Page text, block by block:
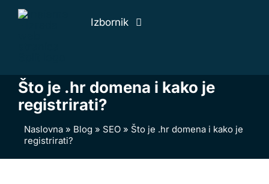
Skip
Izbornik
Web usluge
Naši radovi
Što je .hr domena i kako je
registrirati?
Naslovna » Blog » SEO » Što je .hr domena i kako je
registrirati?